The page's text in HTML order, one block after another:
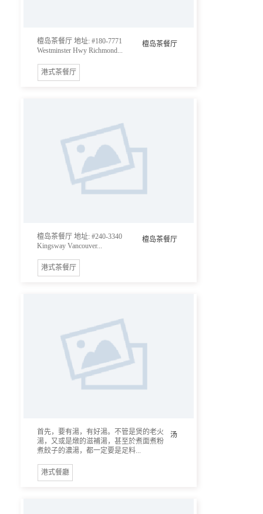
檀岛茶餐厅
檀岛茶餐厅 地址: #180-7771
Westminster Hwy Richmond...
港式茶餐厅
檀岛茶餐厅
檀岛茶餐厅 地址: #240-3340
Kingsway Vancouver...
港式茶餐厅
汤
首先，要有湯，有好湯。不管是煲的老火
湯，又或是燉的滋補湯，甚至於煮面煮粉
煮餃子的濃湯，都一定要是足料...
港式餐廳